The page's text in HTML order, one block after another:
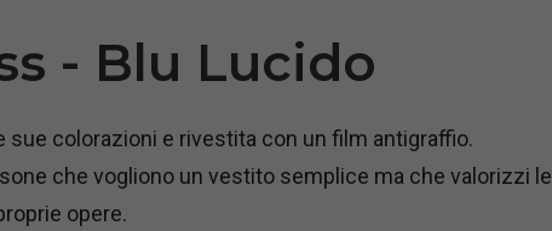
- Blu Lucido
sue colorazioni e rivestita con un film antigraffio.
che vogliono un vestito semplice ma che valorizzi le
opere.